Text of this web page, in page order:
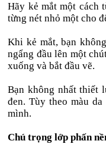
Hãy kẻ mắt một cách
từng nét nhỏ một cho
Khi kẻ mắt, bạn
ngẩng đầu lên một
xuống và bắt đầu vẽ.
Bạn không nhất thiết
đen. Tùy theo màu
mình.
Chú trọng lớp phấn